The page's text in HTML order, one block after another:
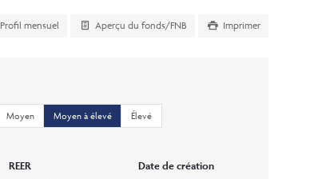
Profil mensuel Aperçu du fonds/FNB Imprimer
Moyen Moyen à élevé Élevé
REER Date de création